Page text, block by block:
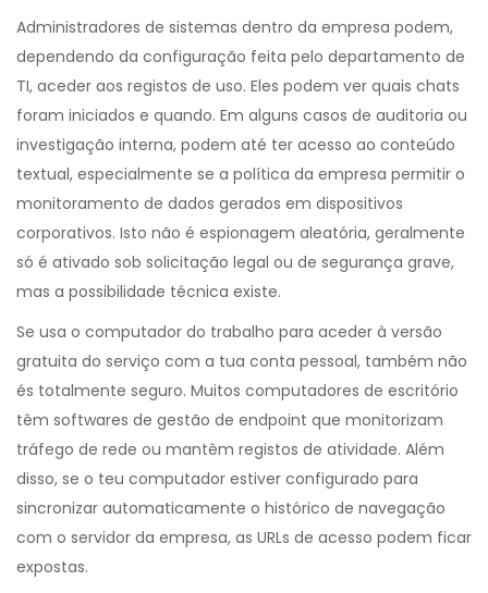
Administradores de sistemas dentro da empresa podem,
dependendo da configuração feita pelo departamento de
TI, aceder aos registos de uso. Eles podem ver quais chats
foram iniciados e quando. Em alguns casos de auditoria ou
investigação interna, podem até ter acesso ao conteúdo
textual, especialmente se a política da empresa permitir o
monitoramento de dados gerados em dispositivos
corporativos. Isto não é espionagem aleatória, geralmente
só é ativado sob solicitação legal ou de segurança grave,
mas a possibilidade técnica existe.
Se usa o computador do trabalho para aceder à versão
gratuita do serviço com a tua conta pessoal, também não
és totalmente seguro. Muitos computadores de escritório
têm softwares de gestão de endpoint que monitorizam
tráfego de rede ou mantêm registos de atividade. Além
disso, se o teu computador estiver configurado para
sincronizar automaticamente o histórico de navegação
com o servidor da empresa, as URLs de acesso podem ficar
expostas.